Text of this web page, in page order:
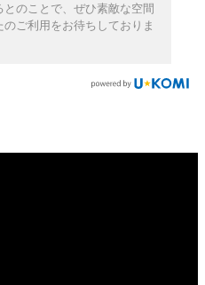
のことで、ぜひ素敵な空間
ご利用をお待ちしておりま